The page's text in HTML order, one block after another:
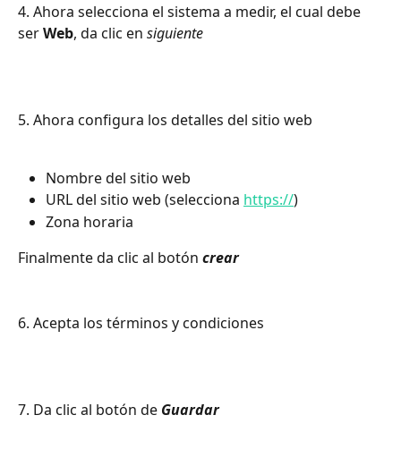
4. Ahora selecciona el sistema a medir, el cual debe
ser Web, da clic en siguiente
5. Ahora configura los detalles del sitio web
Nombre del sitio web
URL del sitio web (selecciona https://)
Zona horaria
Finalmente da clic al botón crear
6. Acepta los términos y condiciones
7. Da clic al botón de Guardar